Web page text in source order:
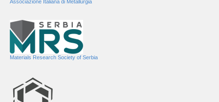
Associazione Italiana di Metallurgia
Materials Research Society of Serbia